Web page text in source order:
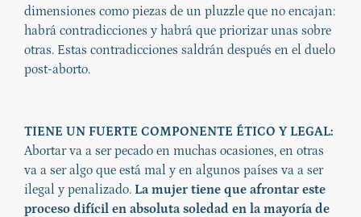
dimensiones como piezas de un pluzzle que no encajan:
habrá contradicciones y habrá que priorizar unas sobre
otras. Estas contradicciones saldrán después en el duelo
post-aborto.
TIENE UN FUERTE COMPONENTE ÉTICO Y LEGAL:
Abortar va a ser pecado en muchas ocasiones, en otras
va a ser algo que está mal y en algunos países va a ser
ilegal y penalizado. La mujer tiene que afrontar este
proceso difícil en absoluta soledad en la mayoría de